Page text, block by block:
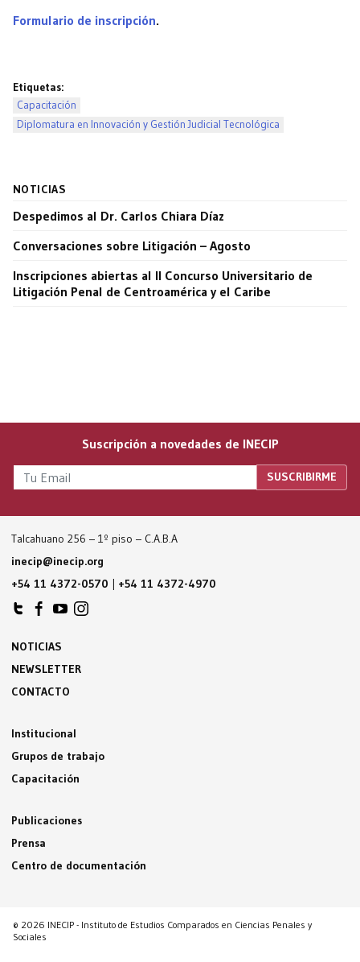
Formulario de inscripción.
Etiquetas:
Capacitación
Diplomatura en Innovación y Gestión Judicial Tecnológica
NOTICIAS
Despedimos al Dr. Carlos Chiara Díaz
Conversaciones sobre Litigación – Agosto
Inscripciones abiertas al II Concurso Universitario de
Litigación Penal de Centroamérica y el Caribe
Suscripción a novedades de INECIP
Talcahuano 256 – 1º piso – C.A.B.A
inecip@inecip.org
+54 11 4372-0570 | +54 11 4372-4970
NOTICIAS
NEWSLETTER
CONTACTO
Institucional
Grupos de trabajo
Capacitación
Publicaciones
Prensa
Centro de documentación
© 2026 INECIP - Instituto de Estudios Comparados en Ciencias Penales y
Sociales